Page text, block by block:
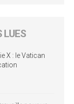
LUES
X : le Vatican